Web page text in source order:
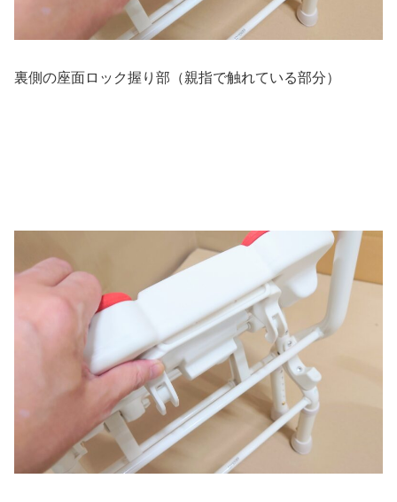
裏側の座面ロック握り部（親指で触れている部分）